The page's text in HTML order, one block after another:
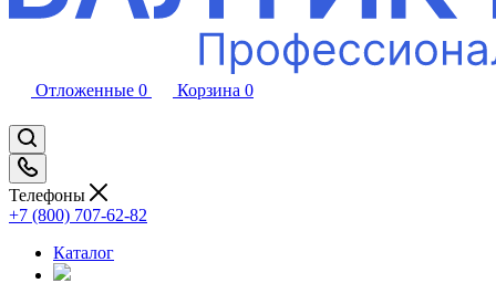
Отложенные 0 Корзина 0
Телефоны
+7 (800) 707-62-82
Каталог